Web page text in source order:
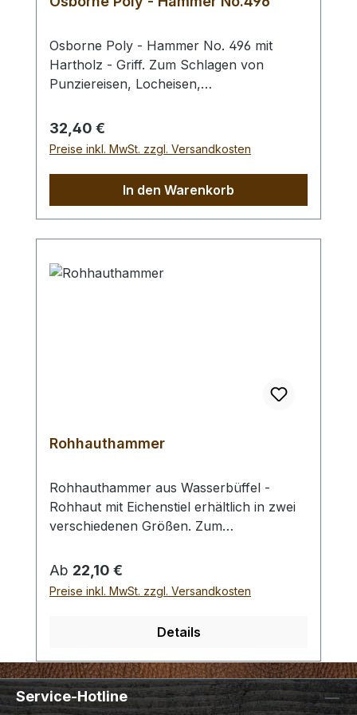
Osborne Poly - Hammer No. 496 mit
Hartholz - Griff. Zum Schlagen von
Punziereisen, Locheisen,
Schlagfläche. Wenig Rückschlag durch
schlagabsorbierenden Poly -
Hammerkopf. 240 gr Gesamtgewicht /
Regulärer Preis:
32,40 €
Preise inkl. MwSt. zzgl. Versandkosten
In den Warenkorb
Rohhauthammer
Rohhauthammer aus Wasserbüffel -
Rohhaut mit Eichenstiel erhältlich in zwei
verschiedenen Größen. Zum
Locheisen, Punziereisen, etc.
Auswahlliste:#1 Gesamtgewicht: 295
Gramm / Kopf - Ø : 48 mm / Gesamtlänge
Kopf - Ø : 42 mm / Gesamtlänge : 290 mm
- Bei einer Bestellung 1 Stück erhalten Sie
1 Rohhauthammer der gewählten Größe.
Regulärer Preis:
Ab 22,10 €
Preise inkl. MwSt. zzgl. Versandkosten
Details
Service-Hotline